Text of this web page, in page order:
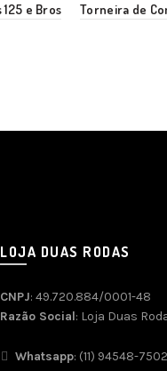
e Bros
Torneira de
LOJA DUAS RODAS
CNPJ: 49.720.884/0001-48
Razão Social: Loja Duas
Whatsapp: (11) 94548-7502